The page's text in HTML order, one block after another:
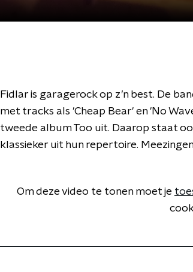
Fidlar is garagerock op z’n best. De
met tracks als 'Cheap Bear' en 'No
tweede album Too uit. Daarop staat
klassieker uit hun repertoire.
Om deze video te tonen moet je